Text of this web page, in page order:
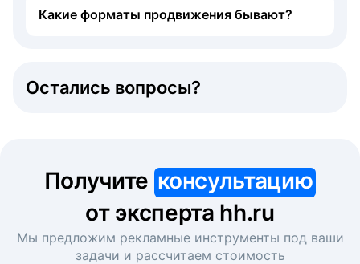
Какие форматы продвижения бывают?
Остались вопросы?
Получите консультацию
от эксперта hh.ru
Мы предложим рекламные инструменты под ваши
задачи и рассчитаем стоимость